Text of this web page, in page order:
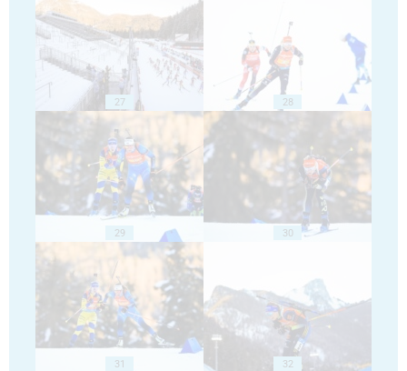
27 28
29 30
31 32